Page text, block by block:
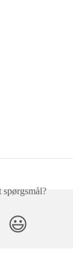
spørgsmål?
😃